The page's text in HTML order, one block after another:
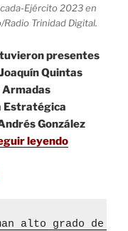
Ejército 2023 en
Trinidad Digital.
presentes
Quintas
Armadas
Estratégica
González
leyendo
alto grado de